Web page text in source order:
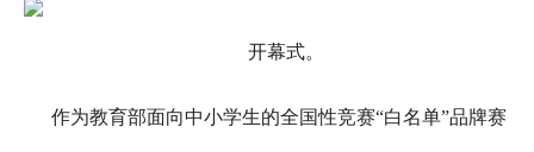
开幕式。
作为教育部面向中小学生的全国性竞赛“白名单”品牌赛